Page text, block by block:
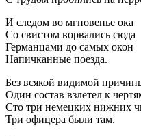
И следом во мгновенье ока
Со свистом ворвались сюда
Германцами до самых окон
Напичканные поезда.
Без всякой видимой
Один состав взлетел к
Сто три немецких нижних
Три офицера были там.